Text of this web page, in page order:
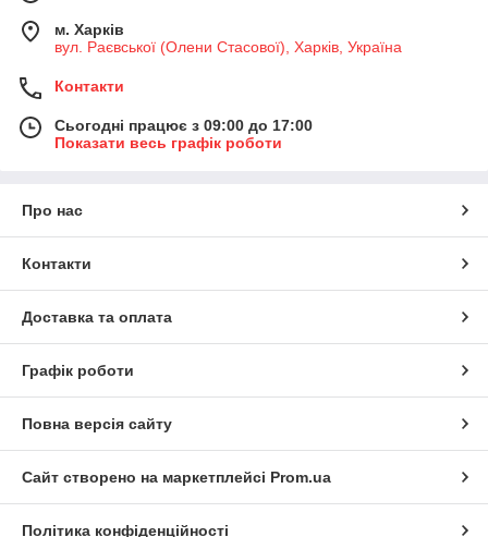
м. Харків
вул. Раєвської (Олени Стасової), Харків, Україна
Контакти
Сьогодні працює з 09:00 до 17:00
Показати весь графік роботи
Про нас
Контакти
Доставка та оплата
Графік роботи
Повна версія сайту
Сайт створено на маркетплейсі Prom.ua
Політика конфіденційності